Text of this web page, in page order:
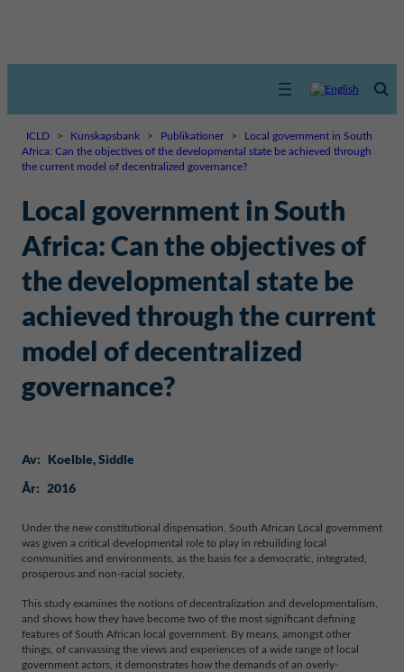
ICLD > Kunskapsbank > Publikationer >
Local government in South
Africa: Can the objectives of the developmental state be achieved through
the current model of decentralized governance?
Local government in South
Africa: Can the objectives of
the developmental state be
achieved through the current
model of decentralized
governance?
Av: Koelble, Siddle
År: 2016
Under the new constitutional dispensation, South African Local government
was given a critical developmental role to play in rebuilding local
communities and environments, as the basis for a democratic, integrated,
prosperous and non-racial society.
This study examines the notions of decentralization and developmentalism,
and shows how they have become two of the most significant defining
features of South African local government. By means, amongst other
things, of canvassing the views and experiences of a wide range of local
government actors, it demonstrates how the demands of an overly-